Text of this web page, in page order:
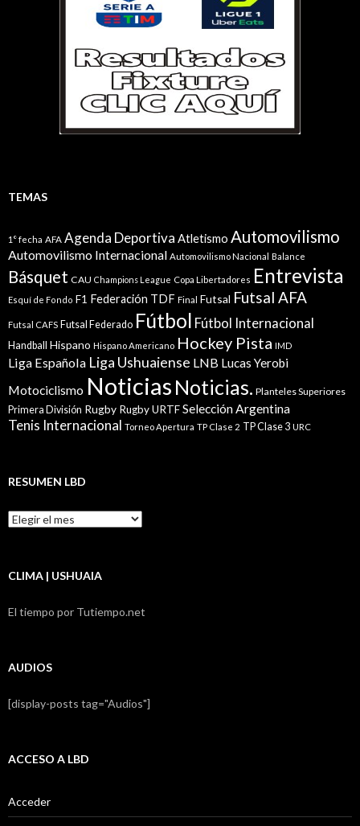
TEMAS
1° fecha AFA Agenda Deportiva Atletismo Automovilismo
Automovilismo Internacional Automovilismo Nacional Balance
Básquet CAU Champions League Copa Libertadores Entrevista
Esquí de Fondo F1 Federación TDF Final Futsal Futsal AFA
Futsal CAFS Futsal Federado Fútbol Fútbol Internacional
Handball Hispano Hispano Americano Hockey Pista IMD
Liga Española Liga Ushuaiense LNB Lucas Yerobi
Motociclismo Noticias Noticias. Planteles Superiores
Primera División Rugby Rugby URTFSelección Argentina
Tenis Internacional Torneo Apertura TP Clase 2 TP Clase 3 URC
RESUMEN LBD
Resumen
LBD
CLIMA | USHUAIA
El tiempo por Tutiempo.net
AUDIOS
[display-posts tag="Audios"]
ACCESO A LBD
Acceder